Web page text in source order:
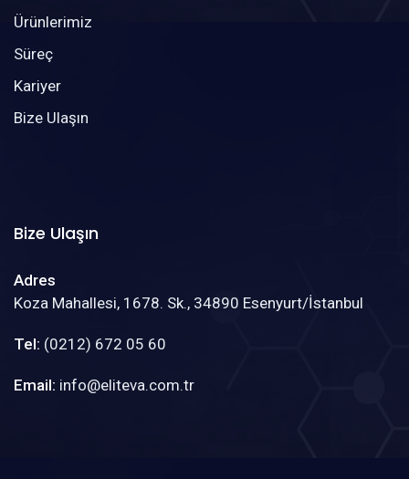
Ürünlerimiz
Süreç
Kariyer
Bize Ulaşın
Bize Ulaşın
Adres
Koza Mahallesi, 1678. Sk., 34890 Esenyurt/İstanbul
Tel: (0212) 672 05 60
Email: info@eliteva.com.tr